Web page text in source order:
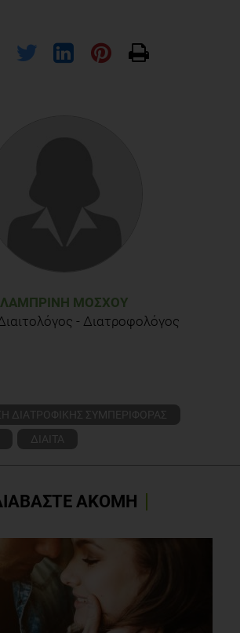
ΛΑΜΠΡΙΝΉ ΜΌΣΧΟΥ
- Διατροφολόγος
ΔΙΑΤΡΟΦΙΚΗΣ ΣΥΜΠΕΡΙΦΟΡΑΣ
ΔΙΑΙΤΑ
ΑΚΟΜΗ